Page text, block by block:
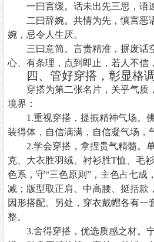
一曰言缓。话未出先三思，语
二曰辞婉。共情为先，慎言恶
婉，忌令人生厌。
三曰意简。言贵精准，摒废话
心、有条理，点到即止，若人不信
四、管好穿搭，彰显格
穿搭为第二张名片，关乎气质
境界：
1.重视穿搭，提振精神气场。
装得体，自信满满，自信凝气场，
2.学会穿搭，拿捏贵气精髓。
克、大衣胜羽绒、衬衫胜T恤、毛
色系，守“三色原则”，主色占七成
减；版型取正肩、中高腰、挺括款
因形搭配。另处，穿衣戴帽各有一
整。
3.舍得穿搭，优选质感之材。